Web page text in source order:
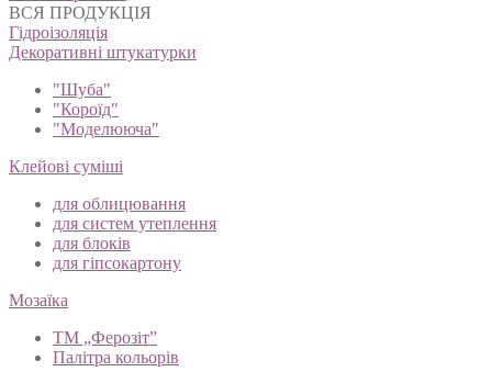
записів
ВСЯ ПРОДУКЦІЯ
Гідроізоляція
Декоративні штукатурки
"Шуба"
"Короїд"
"Моделююча"
Клейові суміші
для облицювання
для систем утеплення
для блоків
для гіпсокартону
Мозаїка
ТМ „Ферозіт”
Палітра кольорів